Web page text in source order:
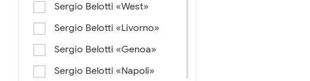
Sergio Belotti «West»
Sergio Belotti «Livorno»
Sergio Belotti «Genoa»
Sergio Belotti «Napoli»